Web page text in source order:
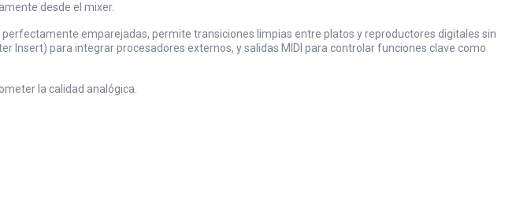
desde el mixer.
emparejadas, permite transiciones limpias entre platos y reproductores digitales sin
Insert) para integrar procesadores externos, y salidas MIDI para controlar funciones clave como
la calidad analógica.